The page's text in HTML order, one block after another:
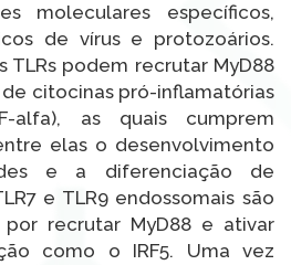
moleculares específicos,
de vírus e protozoários.
TLRs podem recrutar MyD88
citocinas pró-inflamatórias
alfa), as quais cumprem
elas o desenvolvimento
e a diferenciação de
e TLR9 endossomais são
recrutar MyD88 e ativar
como o IRF5. Uma vez